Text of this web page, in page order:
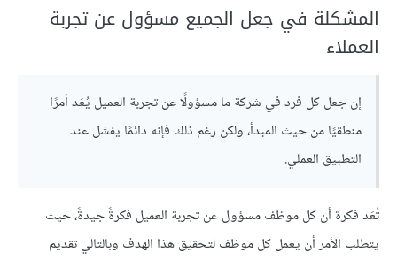
المشكلة في جعل الجميع مسؤول عن تجربة
العملاء
إن جعل كل فرد في شركة ما مسؤولًا عن تجربة العميل يُعَد أمرًا
منطقيًا من حيث المبدأ، ولكن رغم ذلك فإنه دائمًا يفشل عند
التطبيق العملي.
تُعَد فكرة أن كل موظف مسؤول عن تجربة العميل فكرةً جيدةً، حيث
يتطلب الأمر أن يعمل كل موظف لتحقيق هذا الهدف وبالتالي تقديم